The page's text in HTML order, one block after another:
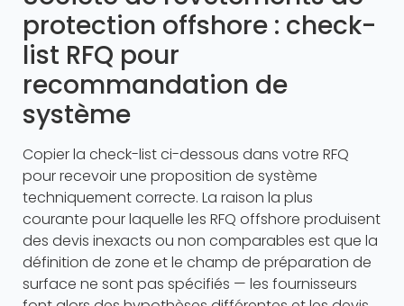
protection offshore : check-
list RFQ pour
recommandation de
système
Copier la check-list ci-dessous dans votre RFQ
pour recevoir une proposition de système
techniquement correcte. La raison la plus
courante pour laquelle les RFQ offshore produisent
des devis inexacts ou non comparables est que la
définition de zone et le champ de préparation de
surface ne sont pas spécifiés — les fournisseurs